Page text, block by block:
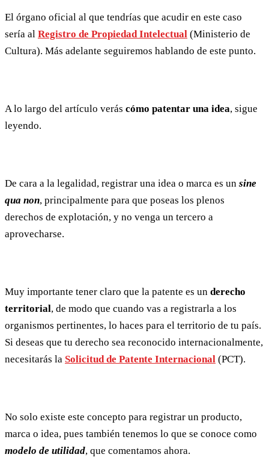
El órgano oficial al que tendrías que acudir en este caso
sería al Registro de Propiedad Intelectual (Ministerio de
Cultura). Más adelante seguiremos hablando de este punto.
A lo largo del artículo verás cómo patentar una idea, sigue
leyendo.
De cara a la legalidad, registrar una idea o marca es un sine
qua non, principalmente para que poseas los plenos
derechos de explotación, y no venga un tercero a
aprovecharse.
Muy importante tener claro que la patente es un derecho
territorial, de modo que cuando vas a registrarla a los
organismos pertinentes, lo haces para el territorio de tu país.
Si deseas que tu derecho sea reconocido internacionalmente,
necesitarás la Solicitud de Patente Internacional (PCT).
No solo existe este concepto para registrar un producto,
marca o idea, pues también tenemos lo que se conoce como
modelo de utilidad, que comentamos ahora.